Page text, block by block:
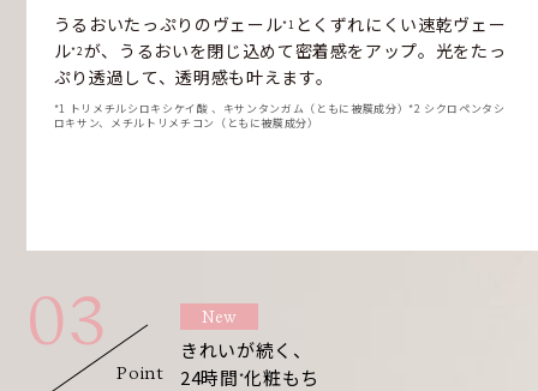
うるおいたっぷりのヴェール*1 とくずれにくい速乾ヴェー
ル*2が、うるおいを閉じ込めて密着感をアップ。光をたっ
ぷり透過して、透明感も叶えます。
*1 トリメチルシロキシケイ酸 、キサンタンガム（ともに被膜成分）*2 シクロペンタシ
ロキサン、メチルトリメチコン（ともに被膜成分）
03
Point
New
きれいが続く、
24時間*化粧もち